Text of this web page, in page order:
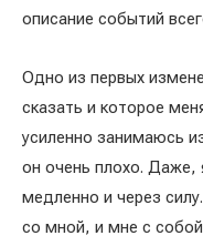
описание событий
Одно из первых
сказать и которое
усиленно занимаюсь
он очень плохо. Даже,
медленно и через
со мной, и мне с